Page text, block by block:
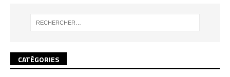
CATÉGORIES